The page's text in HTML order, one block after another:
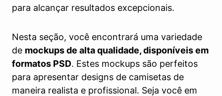
para alcançar resultados excepcionais.
Nesta seção, você encontrará uma variedade
de mockups de alta qualidade, disponíveis em
formatos PSD. Estes mockups são perfeitos
para apresentar designs de camisetas de
maneira realista e profissional. Seja você em